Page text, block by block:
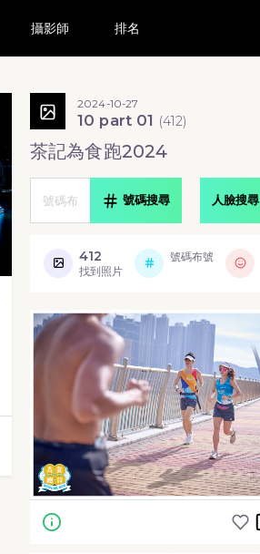
攝影師 排名
2024-10-27
10 part 01 (412)
茶記為食跑2024
號碼搜尋 人臉搜尋
412
找到照片
號碼布號